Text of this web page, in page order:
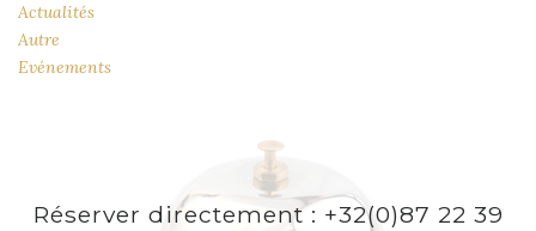
Actualités
Autre
Evénements
Réserver directement : +32(0)87 22 39